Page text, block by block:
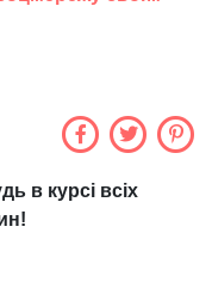
в курсі всіх